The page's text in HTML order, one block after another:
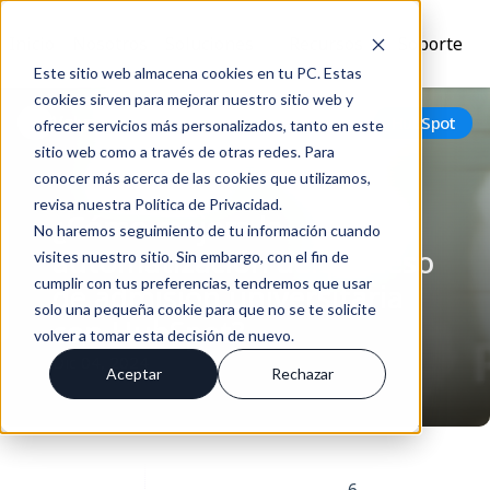
Este sitio web almacena cookies en tu PC. Estas
cookies sirven para mejorar nuestro sitio web y
ofrecer servicios más personalizados, tanto en este
sitio web como a través de otras redes. Para
conocer más acerca de las cookies que utilizamos,
revisa nuestra Política de Privacidad.
No haremos seguimiento de tu información cuando
visites nuestro sitio. Sin embargo, con el fin de
cumplir con tus preferencias, tendremos que usar
solo una pequeña cookie para que no se te solicite
volver a tomar esta decisión de nuevo.
Aceptar Rechazar
Soporte
Volver HubSpot
¿Cómo mejora la
automatización del proceso
de admisión universitaria
con HubSpot?
Dic 04, 2024